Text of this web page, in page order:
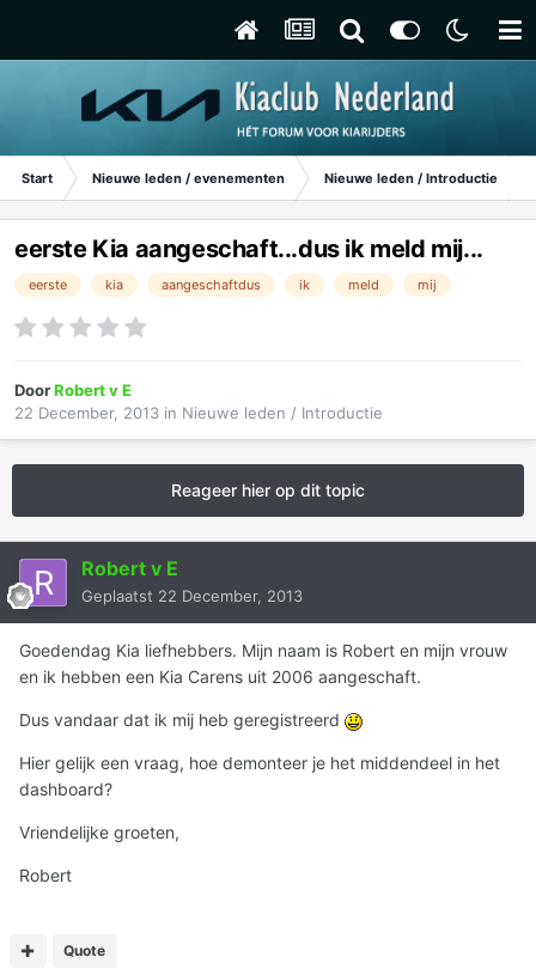
Start Nieuwe leden / evenementen Nieuwe leden / Introductie
eerste Kia aangeschaft...dus ik meld mij...
eerste kia aangeschaftdus ik meld mij
DoorRobert v E
22 December, 2013 in Nieuwe leden / Introductie
Reageer hier op dit topic
Robert v E
Geplaatst 22 December, 2013
Goedendag Kia liefhebbers. Mijn naam is Robert en mijn vrouw
en ik hebben een Kia Carens uit 2006 aangeschaft.
Dus vandaar dat ik mij heb geregistreerd
Hier gelijk een vraag, hoe demonteer je het middendeel in het
dashboard?
Vriendelijke groeten,
Robert
Quote